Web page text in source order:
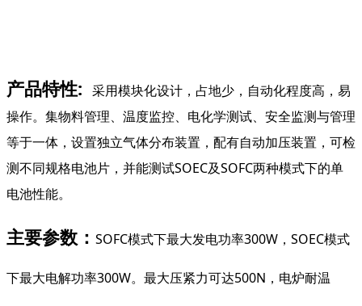
产品特性: 采⽤模块化设计，占地少，自动化程度高，易
操作。集物料管理、温度监控、电化学测试、安全监测与管理
等于⼀体，设置独立气体分布装置，配有自动加压装置，可检
测不同规格电池片，并能测试SOEC及SOFC两种模式下的单
电池性能。
主要参数： SOFC模式下最大发电功率300W，SOEC模式
下最大电解功率300W。最大压紧力可达500N，电炉耐温